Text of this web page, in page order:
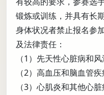
锻炼或训练，并具有长
身体状况者禁止报名参
及法律责任：
（1）先天性心脏病和
（2）高血压和脑血管疾
（3）心肌炎和其他心脏